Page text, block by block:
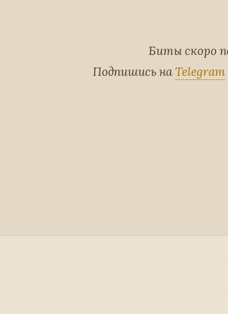
Биты скоро
Подпишись наTelegram